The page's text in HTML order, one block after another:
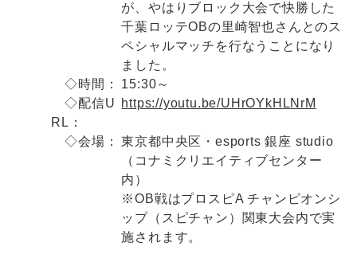
が、やはりブロック大会で快勝した
千葉ロッテOBの里崎智也さんとのス
ペシャルマッチを行なうことになり
ました。
◇時間：
15:30～
◇配信U
RL：
https://youtu.be/UHrOYkHLNrM
◇会場：
東京都中央区・esports 銀座 studio
（コナミクリエイティブセンター
内）
※OB戦はプロスピA チャンピオンシ
ップ（スピチャン）関東大会内で実
施されます。